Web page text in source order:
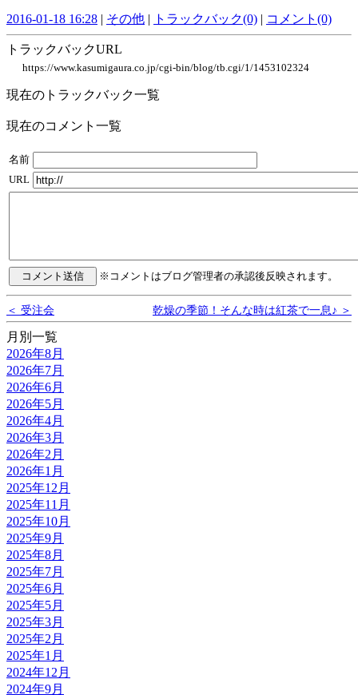
2016-01-18 16:28 | その他 | トラックバック(0) | コメント(0)
トラックバックURL
https://www.kasumigaura.co.jp/cgi-bin/blog/tb.cgi/1/1453102324
現在のトラックバック一覧
現在のコメント一覧
名前
URL
※コメントはブログ管理者の承認後反映されます。
＜ 受注会 乾燥の季節！そんな時は紅茶で一息♪ ＞
月別一覧
2026年8月
2026年7月
2026年6月
2026年5月
2026年4月
2026年3月
2026年2月
2026年1月
2025年12月
2025年11月
2025年10月
2025年9月
2025年8月
2025年7月
2025年6月
2025年5月
2025年3月
2025年2月
2025年1月
2024年12月
2024年9月